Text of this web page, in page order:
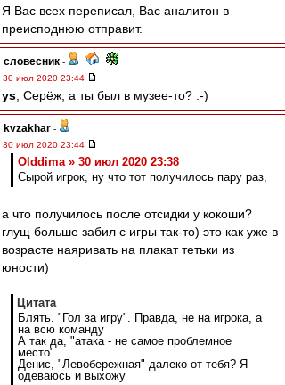
Я Вас всех переписал, Вас аналитон в
преисподнюю отправит.
словесник -
30 июл 2020 23:44
ys , Серёж, а ты был в музее-то? :-)
kvzakhar -
30 июл 2020 23:44
Olddima » 30 июл 2020 23:38
Сырой игрок, ну что тот получилось пару раз,
а что получилось после отсидки у кокоши?
глущ больше забил с игры так-то) это как уже в
возрасте наяривать на плакат тетьки из
юности)
Цитата
Блять. "Гол за игру". Правда, не на игрока, а
на всю команду
А так да, "атака - не самое проблемное
место"
Денис, "Левобережная" далеко от тебя? Я
одеваюсь и выхожу